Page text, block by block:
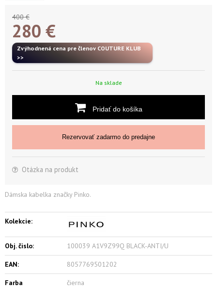
400 €
280 €
Zvýhodnená cena pre členov COUTURE KLUB
>>
Na sklade
Pridať do košíka
Rezervovať zadarmo do predajne
Otázka na produkt
Dámska kabelka značky Pinko.
Kolekcie:
Obj. čislo: 100039 A1V9Z99Q BLACK-ANTI/U
EAN: 8057769501202
Farba čierna